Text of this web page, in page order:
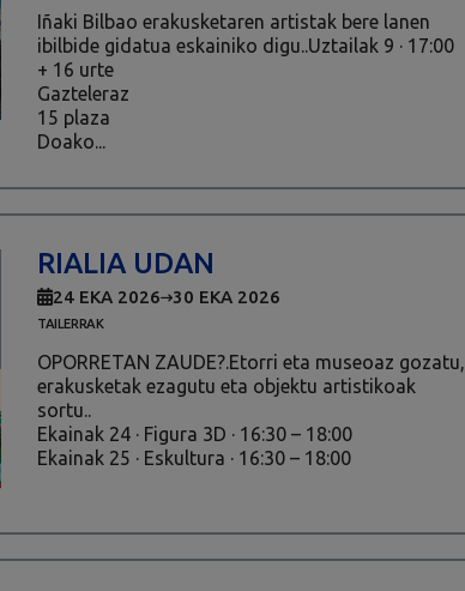
Iñaki Bilbao erakusketaren artistak bere lanen
ibilbide gidatua eskainiko digu..Uztailak 9 · 17:00
+ 16 urte
Gazteleraz
15 plaza
Doako...
RIALIA UDAN
24 EKA 2026 30 EKA 2026
TAILERRAK
OPORRETAN ZAUDE?.Etorri eta museoaz gozatu,
erakusketak ezagutu eta objektu artistikoak
sortu..
Ekainak 24 · Figura 3D · 16:30 – 18:00
Ekainak 25 · Eskultura · 16:30 – 18:00